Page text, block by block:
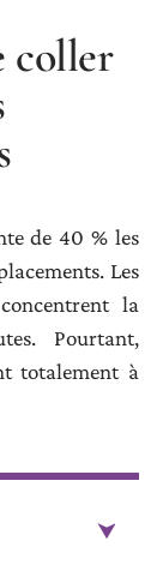
coller
de 40 % les
Les
la
Pourtant,
totalement à